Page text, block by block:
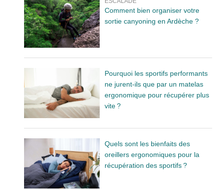
Comment bien organiser votre
sortie canyoning en Ardèche ?
Pourquoi les sportifs performants
ne jurent-ils que par un matelas
ergonomique pour récupérer plus
vite ?
Quels sont les bienfaits des
oreillers ergonomiques pour la
récupération des sportifs ?